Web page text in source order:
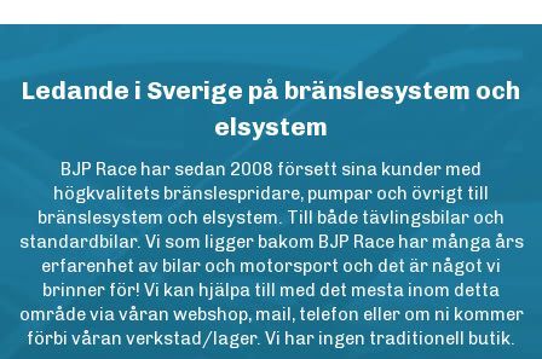
Ledande i Sverige på bränslesystem och
elsystem
BJP Race har sedan 2008 försett sina kunder med
högkvalitets bränslespridare, pumpar och övrigt till
bränslesystem och elsystem. Till både tävlingsbilar och
standardbilar. Vi som ligger bakom BJP Race har många års
erfarenhet av bilar och motorsport och det är något vi
brinner för! Vi kan hjälpa till med det mesta inom detta
område via våran webshop, mail, telefon eller om ni kommer
förbi våran verkstad/lager. Vi har ingen traditionell butik.